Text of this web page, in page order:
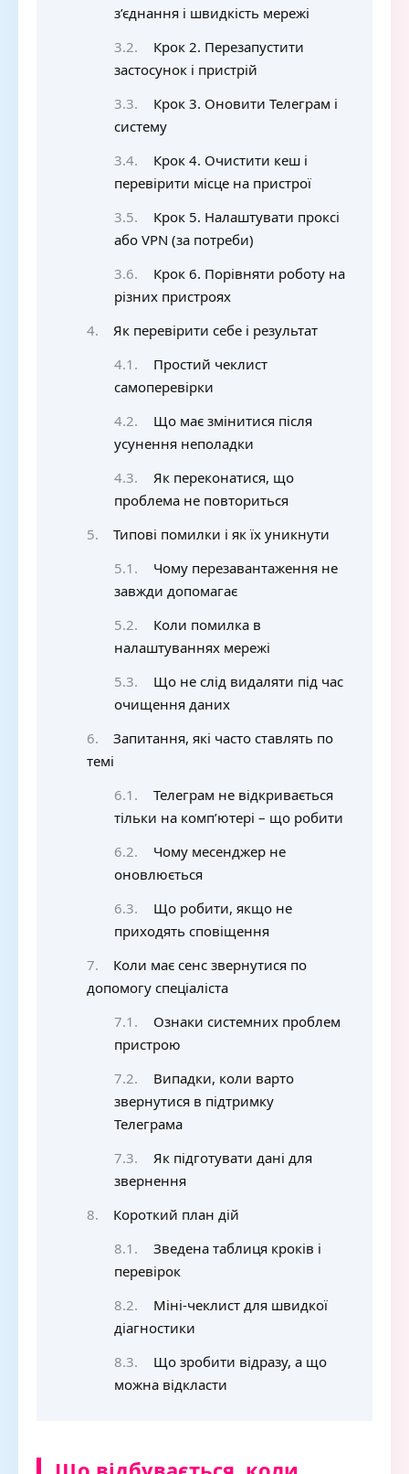
з’єднання і швидкість мережі
Крок 2. Перезапустити
застосунок і пристрій
Крок 3. Оновити Телеграм і
систему
Крок 4. Очистити кеш і
перевірити місце на пристрої
Крок 5. Налаштувати проксі
або VPN (за потреби)
Крок 6. Порівняти роботу на
різних пристроях
Як перевірити себе і результат
Простий чеклист
самоперевірки
Що має змінитися після
усунення неполадки
Як переконатися, що
проблема не повториться
Типові помилки і як їх уникнути
Чому перезавантаження не
завжди допомагає
Коли помилка в
налаштуваннях мережі
Що не слід видаляти під час
очищення даних
Запитання, які часто ставлять по
темі
Телеграм не відкривається
тільки на комп’ютері – що робити
Чому месенджер не
оновлюється
Що робити, якщо не
приходять сповіщення
Коли має сенс звернутися по
допомогу спеціаліста
Ознаки системних проблем
пристрою
Випадки, коли варто
звернутися в підтримку
Телеграма
Як підготувати дані для
звернення
Короткий план дій
Зведена таблиця кроків і
перевірок
Міні-чеклист для швидкої
діагностики
Що зробити відразу, а що
можна відкласти